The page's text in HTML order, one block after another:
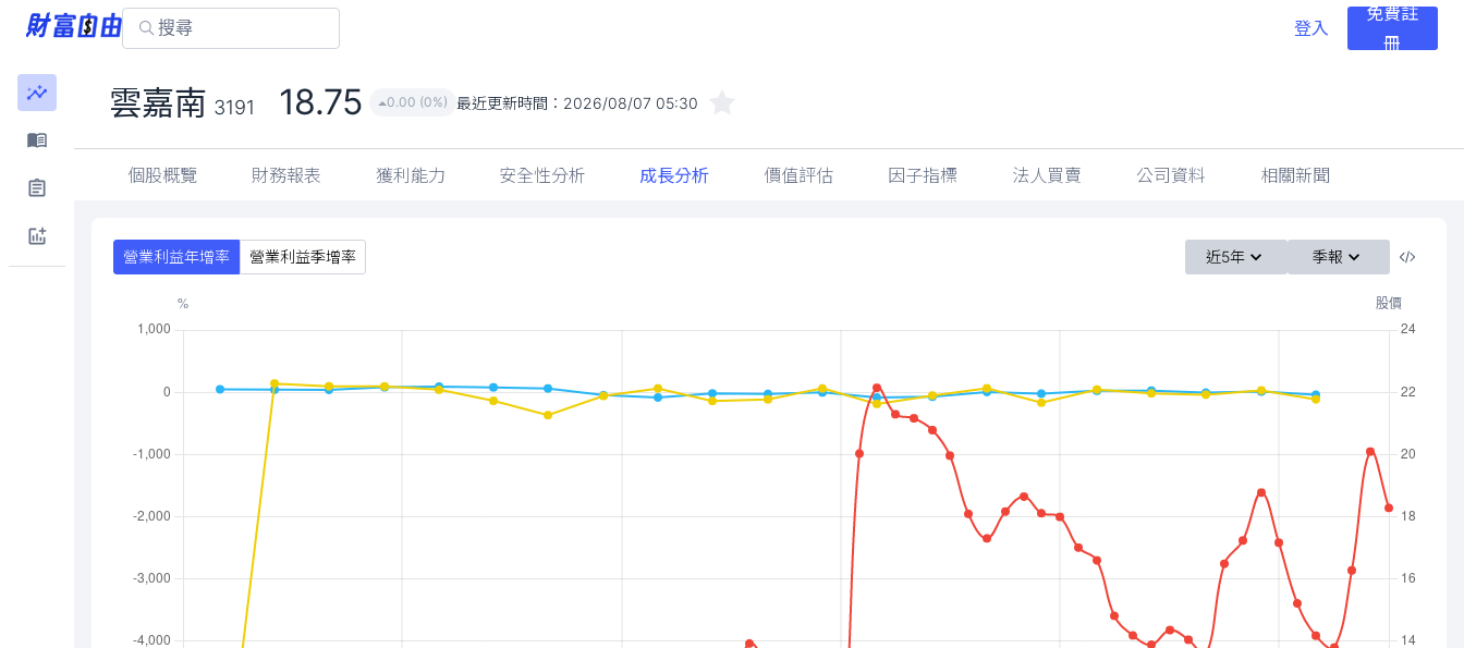
登入
免費註
冊
雲嘉南 3191 18.75 0.00 (0%) 最近更新時間： 2026/08/07 05:30
個股概覽 財務報表 獲利能力 安全性分析 成長分析 價值評估 因子指標 法人買賣 公司資料 相關新聞
營業利益年增率 營業利益季增率 近5年 季報